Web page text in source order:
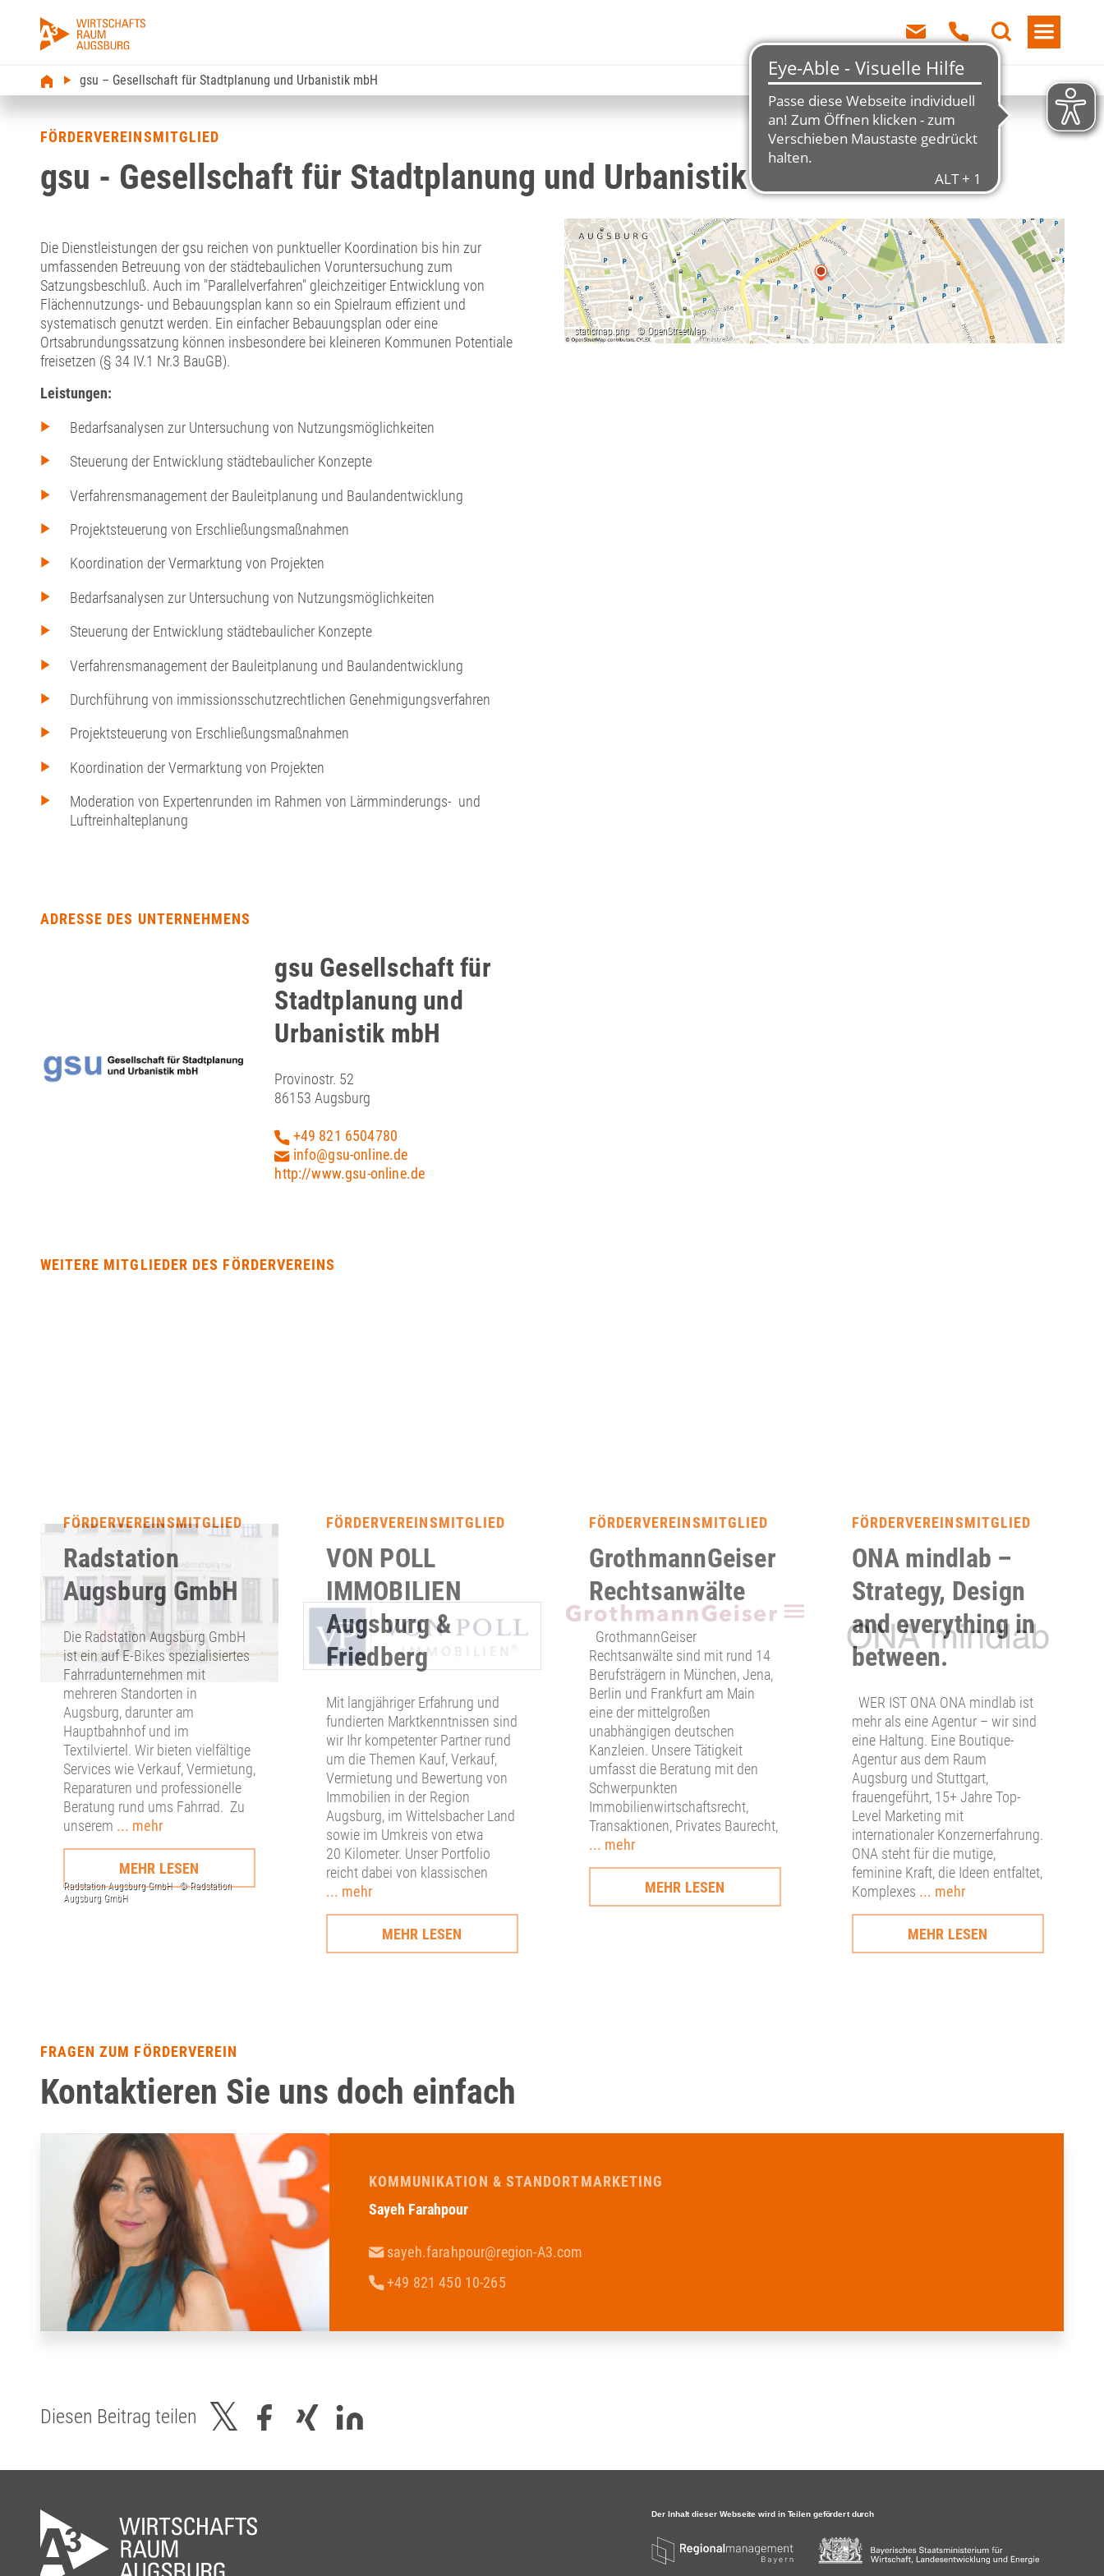
gsu – Gesellschaft für Stadtplanung und Urbanistik mbH
FÖRDERVEREINSMITGLIED
gsu - Gesellschaft für Stadtplanung und Urbanistik mbH
Die Dienstleistungen der gsu reichen von punktueller Koordination bis hin zur
umfassenden Betreuung von der städtebaulichen Voruntersuchung zum
Satzungsbeschluß. Auch im "Parallelverfahren" gleichzeitiger Entwicklung von
Flächennutzungs- und Bebauungsplan kann so ein Spielraum effizient und
systematisch genutzt werden. Ein einfacher Bebauungsplan oder eine
Ortsabrundungssatzung können insbesondere bei kleineren Kommunen Potentiale
freisetzen (§ 34 IV.1 Nr.3 BauGB).
Leistungen:
Bedarfsanalysen zur Untersuchung von Nutzungsmöglichkeiten
Steuerung der Entwicklung städtebaulicher Konzepte
Verfahrensmanagement der Bauleitplanung und Baulandentwicklung
Projektsteuerung von Erschließungsmaßnahmen
Koordination der Vermarktung von Projekten
Bedarfsanalysen zur Untersuchung von Nutzungsmöglichkeiten
Steuerung der Entwicklung städtebaulicher Konzepte
Verfahrensmanagement der Bauleitplanung und Baulandentwicklung
Durchführung von immissionsschutzrechtlichen Genehmigungsverfahren
Projektsteuerung von Erschließungsmaßnahmen
Koordination der Vermarktung von Projekten
Moderation von Expertenrunden im Rahmen von Lärmminderungs- und
Luftreinhalteplanung
ADRESSE DES UNTERNEHMENS
gsu Gesellschaft für
Stadtplanung und
Urbanistik mbH
Provinostr. 52
86153 Augsburg
+49 821 6504780
info@gsu-online.de
http://www.gsu-online.de
WEITERE MITGLIEDER DES FÖRDERVEREINS
FÖRDERVEREINSMITGLIED
Radstation
Augsburg GmbH
Die Radstation Augsburg GmbH
ist ein auf E-Bikes spezialisiertes
Fahrradunternehmen mit
mehreren Standorten in
Augsburg, darunter am
Hauptbahnhof und im
Textilviertel. Wir bieten vielfältige
Services wie Verkauf, Vermietung,
Reparaturen und professionelle
Beratung rund ums Fahrrad. Zu
unserem ... mehr
MEHR LESEN
FÖRDERVEREINSMITGLIED
VON POLL
IMMOBILIEN
Augsburg &
Friedberg
Mit langjähriger Erfahrung und
fundierten Marktkenntnissen sind
wir Ihr kompetenter Partner rund
um die Themen Kauf, Verkauf,
Vermietung und Bewertung von
Immobilien in der Region
Augsburg, im Wittelsbacher Land
sowie im Umkreis von etwa
20 Kilometer. Unser Portfolio
reicht dabei von klassischen
... mehr
MEHR LESEN
FÖRDERVEREINSMITGLIED
GrothmannGeiser
Rechtsanwälte
GrothmannGeiser
Rechtsanwälte sind mit rund 14
Berufsträgern in München, Jena,
Berlin und Frankfurt am Main
eine der mittelgroßen
unabhängigen deutschen
Kanzleien. Unsere Tätigkeit
umfasst die Beratung mit den
Schwerpunkten
Immobilienwirtschaftsrecht,
Transaktionen, Privates Baurecht,
... mehr
MEHR LESEN
FÖRDERVEREINSMITGLIED
ONA mindlab –
Strategy, Design
and everything in
between.
WER IST ONA ONA mindlab ist
mehr als eine Agentur – wir sind
eine Haltung. Eine Boutique-
Agentur aus dem Raum
Augsburg und Stuttgart,
frauengeführt, 15+ Jahre Top-
Level Marketing mit
internationaler Konzernerfahrung.
ONA steht für die mutige,
feminine Kraft, die Ideen entfaltet,
Komplexes ... mehr
MEHR LESEN
FRAGEN ZUM FÖRDERVEREIN
Kontaktieren Sie uns doch einfach
KOMMUNIKATION & STANDORTMARKETING
Sayeh Farahpour
sayeh.farahpour@region-A3.com
+49 821 450 10-265
Diesen Beitrag teilen